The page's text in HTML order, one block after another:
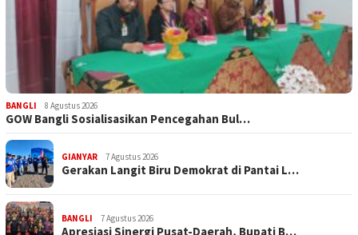
BANGLI 8 Agustus 2026
GOW Bangli Sosialisasikan Pencegahan Bul…
GIANYAR 7 Agustus 2026
Gerakan Langit Biru Demokrat di Pantai L…
BANGLI 7 Agustus 2026
Apresiasi Sinergi Pusat-Daerah, Bupati B…